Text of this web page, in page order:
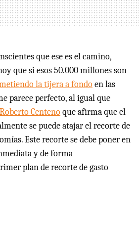
que ese es el camino,
que si esos 50.000 millones son
la tijera a fondoen las
parece perfecto, al igual que
Centenoque afirma que el
se puede atajar el recorte de
Este recorte se debe poner en
y de forma
plan de recorte de gasto